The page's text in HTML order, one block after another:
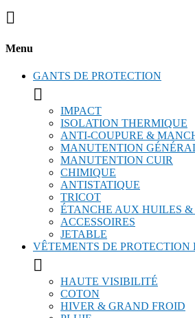

Menu
GANTS DE PROTECTION

IMPACT
ISOLATION THERMIQUE
ANTI-COUPURE &
MANUTENTION
MANUTENTION CUIR
CHIMIQUE
ANTISTATIQUE
TRICOT
ÉTANCHE AUX HUILES &
ACCESSOIRES
JETABLE
VÊTEMENTS DE PROTECTION

HAUTE VISIBILITÉ
COTON
HIVER & GRAND FROID